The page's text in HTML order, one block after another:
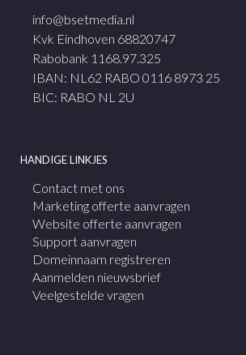
info@bsetmedia.nl
Kvk Eindhoven 68820747
Rabobank 1168.97.325
IBAN: NL62 RABO 0116 8973 25
BIC: RABO NL 2U
HANDIGE LINKJES
Contact met ons
Marketing offerte aanvragen
Website offerte aanvragen
Support aanvragen
Domeinnaam registreren
Aanmelden nieuwsbrief
Veelgestelde vragen